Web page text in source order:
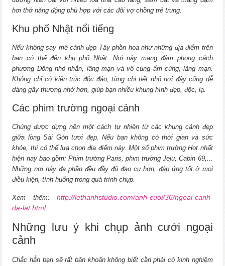
hơi thở năng động phù hợp với các đôi vợ chồng trẻ trung.
Khu phố Nhật nổi tiếng
Nếu không say mê cảnh đẹp Tây phồn hoa như những địa điểm trên
bạn có thể đến khu phố Nhật. Nơi này mang đậm phong cách
phương Đông nhỏ nhắn, lãng mạn và vô cùng ấm cúng, lãng mạn.
Không chỉ có kiến trúc độc đáo, từng chi tiết nhỏ nơi đây cũng dễ
dàng gây thương nhớ hơn, giúp bạn nhiều khung hình đẹp, độc, lạ.
Các phim trường ngoại cảnh
Chúng được dựng nên một cách tự nhiên từ các khung cảnh đẹp
giữa lòng Sài Gòn tươi đẹp. Nếu bạn không có thời gian và sức
khỏe, thì có thể lựa chọn địa điểm này. Một số phim trường Hot nhất
hiện nay bao gồm: Phim trường Paris, phim trường Jeju, Cabin 69,...
Những nơi này đa phần đều đầy đủ đạo cụ hơn, đáp ứng tốt ở mọi
điều kiện, tình huống trong quá trình chụp.
Xem thêm: http://lethanhstudio.com/anh-cuoi/36/ngoai-canh-
da-lat.html
Những lưu ý khi chụp ảnh cưới ngoại
cảnh
Chắc hẳn bạn sẽ rất băn khoăn không biết cần phải có kinh nghiệm